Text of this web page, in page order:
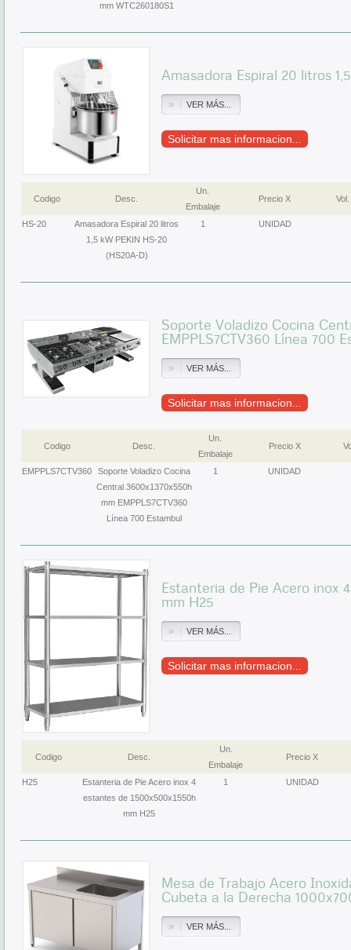
mm WTC260180S1
Amasadora Espiral 20 litros
VER MÁS...
Solicitar mas informacion...
Codigo Desc.
Un.
Embalaje
Precio X Vol.
HS-20
Amasadora Espiral 20 litros
1,5 kW PEKIN HS-20
(HS20A-D)
1 UNIDAD
Soporte Voladizo Cocina
EMPPLS7CTV360 Línea 700
VER MÁS...
Solicitar mas informacion...
Codigo Desc.
Un.
Embalaje
Precio X
EMPPLS7CTV360
Soporte Voladizo Cocina
Central 3600x1370x550h
mm EMPPLS7CTV360
Línea 700 Estambul
1 UNIDAD
Estanteria de Pie Acero inox
mm H25
VER MÁS...
Solicitar mas informacion...
Codigo Desc.
Un.
Embalaje
Precio X
H25
Estanteria de Pie Acero inox 4
estantes de 1500x500x1550h
mm H25
1 UNIDAD
Mesa de Trabajo Acero
Cubeta a la Derecha
VER MÁS...